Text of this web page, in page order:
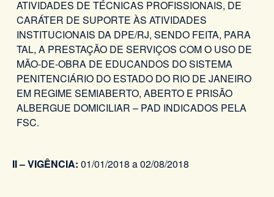
ATIVIDADES DE TÉCNICAS PROFISSIONAIS, DE
CARÁTER DE SUPORTE ÀS ATIVIDADES
INSTITUCIONAIS DA DPE/RJ, SENDO FEITA, PARA
TAL, A PRESTAÇÃO DE SERVIÇOS COM O USO DE
MÃO-DE-OBRA DE EDUCANDOS DO SISTEMA
PENITENCIÁRIO DO ESTADO DO RIO DE JANEIRO
EM REGIME SEMIABERTO, ABERTO E PRISÃO
ALBERGUE DOMICILIAR – PAD INDICADOS PELA
FSC.
II – VIGÊNCIA: 01/01/2018 a 02/08/2018